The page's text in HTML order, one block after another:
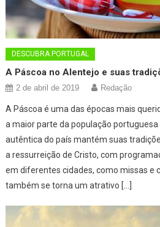
DESCUBRA PORTUGAL
A Páscoa no Alentejo e suas
2 de abril de 2019 Redação
A Páscoa é uma das épocas mais
a maior parte da população portuguesa
autêntica do país mantém suas
a ressurreição de Cristo, com
em diferentes cidades, como missas e
também se torna um atrativo […]